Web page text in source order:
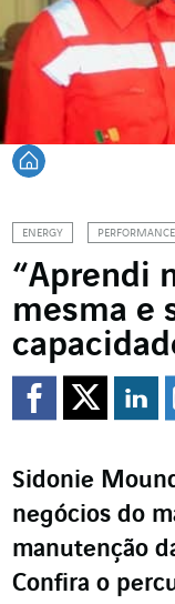
Voltar à
ENERGY PERFORMANCE
“Aprendi
mesma e
Sidonie
negócios do
manutenção
Confira o